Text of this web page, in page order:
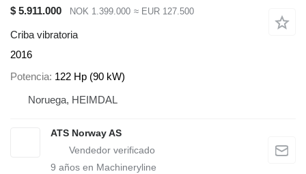
$ 5.911.000
NOK 1.399.000 ≈ EUR 127.500
Criba vibratoria
2016
Potencia 122 Hp (90 kW)
Noruega, HEIMDAL
ATS Norway AS
9 años en Machineryline